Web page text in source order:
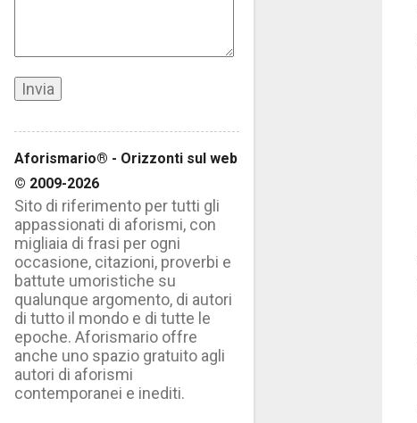
Aforismario® - Orizzonti sul web
© 2009-2026
Sito di riferimento per tutti gli
appassionati di aforismi, con
migliaia di frasi per ogni
occasione, citazioni, proverbi e
battute umoristiche su
qualunque argomento, di autori
di tutto il mondo e di tutte le
epoche. Aforismario offre
anche uno spazio gratuito agli
autori di aforismi
contemporanei e inediti.